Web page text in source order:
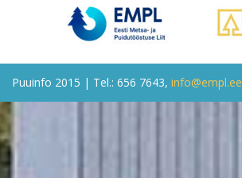
Puuinfo 2015 | Tel.: 656 7643, info@empl.ee